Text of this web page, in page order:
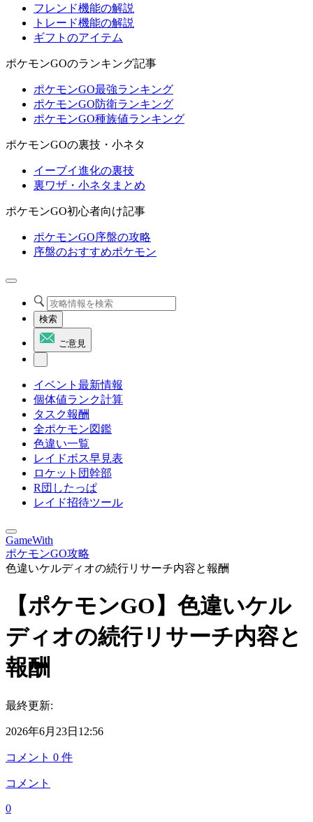
フレンド機能の解説
トレード機能の解説
ギフトのアイテム
ポケモンGOのランキング記事
ポケモンGO最強ランキング
ポケモンGO防衛ランキング
ポケモンGO種族値ランキング
ポケモンGOの裏技・小ネタ
イーブイ進化の裏技
裏ワザ・小ネタまとめ
ポケモンGO初心者向け記事
ポケモンGO序盤の攻略
序盤のおすすめポケモン
検索
ご意見
イベント最新情報
個体値ランク計算
タスク報酬
全ポケモン図鑑
色違い一覧
レイドボス早見表
ロケット団幹部
R団したっぱ
レイド招待ツール
GameWith
ポケモンGO攻略
色違いケルディオの続行リサーチ内容と報酬
【ポケモンGO】色違いケル
ディオの続行リサーチ内容と
報酬
最終更新:
2026年6月23日12:56
コメント 0 件
コメント
0